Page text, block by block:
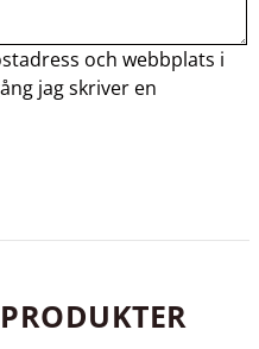
och webbplats i
jag skriver en